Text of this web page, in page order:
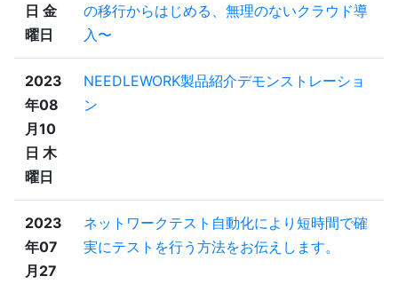
日 金
曜日
の移行からはじめる、無理のないクラウド導
入〜
2023
年08
月10
日 木
曜日
NEEDLEWORK製品紹介デモンストレーショ
ン
2023
年07
月27
ネットワークテスト自動化により短時間で確
実にテストを行う方法をお伝えします。